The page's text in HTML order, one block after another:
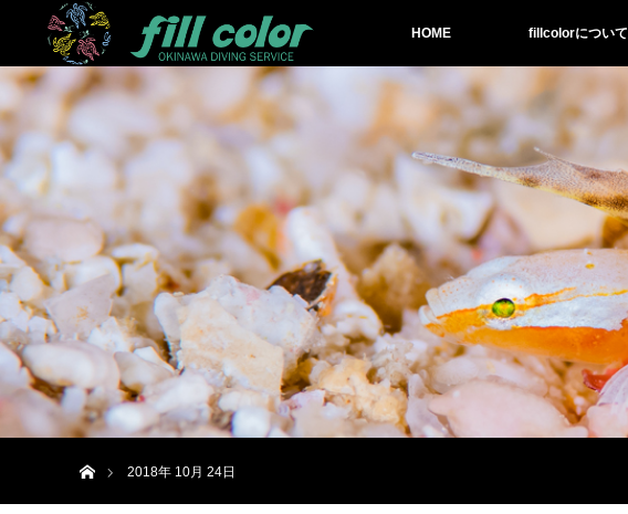
HOME fillcolorについて
2018年 10月 24日